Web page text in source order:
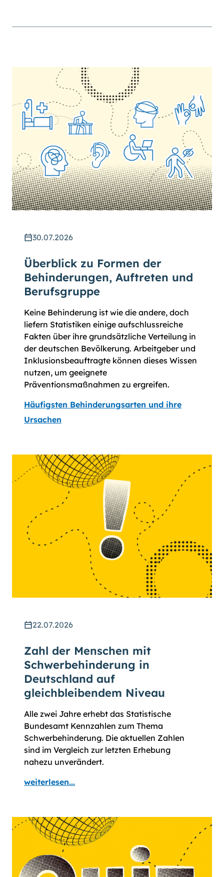
30.07.2026
Überblick zu Formen der
Behinderungen, Auftreten und
Berufsgruppe
Keine Behinderung ist wie die andere, doch
liefern Statistiken einige aufschlussreiche
Fakten über ihre grundsätzliche Verteilung in
der deutschen Bevölkerung. Arbeitgeber und
Inklusionsbeauftragte können dieses Wissen
nutzen, um geeignete
Präventionsmaßnahmen zu ergreifen.
Häufigsten Behinderungsarten und ihre
Ursachen
22.07.2026
Zahl der Menschen mit
Schwerbehinderung in
Deutschland auf
gleichbleibendem Niveau
Alle zwei Jahre erhebt das Statistische
Bundesamt Kennzahlen zum Thema
Schwerbehinderung. Die aktuellen Zahlen
sind im Vergleich zur letzten Erhebung
nahezu unverändert.
weiterlesen...